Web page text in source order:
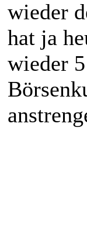
wieder
hat ja
wieder